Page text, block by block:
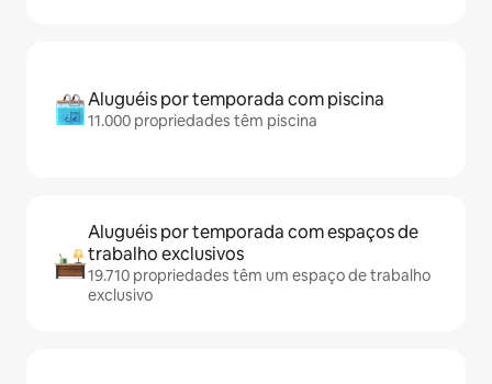
Aluguéis por temporada com piscina
11.000 propriedades têm piscina
Aluguéis por temporada com espaços de
trabalho exclusivos
19.710 propriedades têm um espaço de trabalho
exclusivo